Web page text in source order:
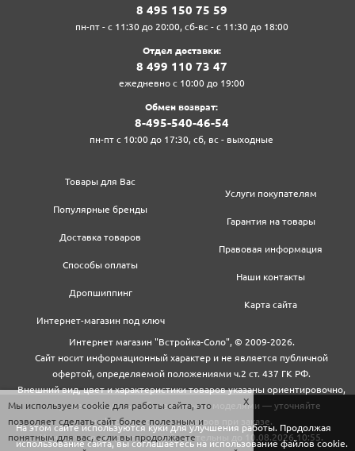
8‍ 4‍9‍5‍ 1‍5‍0‍ 7‍5‍ 5‍9‍
пн-пт - с 11:30 до 20:00, сб-вс - с 11:30 до 18:00
Отдел доставки:
8‍ 4‍9‍9‍ 1‍1‍0‍ 7‍3‍ 4‍7‍
ежедневно с 10:00 до 19:00
Обмен возврат:
8‍-4‍9‍5‍-5‍4‍0‍-4‍6‍-5‍4‍
пн-пт с 10:00 до 17:30, сб, вс - выходные
Товары для Вас
Популярные бренды
Доставка товаров
Способы оплаты
Дропшиппинг
Интернет-магазин под ключ
Услуги покупателям
Гарантия на товары
Правовая информация
Наши контакты
Карта сайта
Интернет магазин "Встройка-Соло", © 2009-2026.
Сайт носит информационный характер и не является публичной
офертой, определяемой положениями ч.2 ст. 437 ГК РФ.
Внешний вид, цвет и характеристики товаров указаны ориентировочно,
могут не совпадать с обновленными моделями — уточняйте
информацию у менеджеров при заказе.
Цены и условия доставки действительны до 10.08.2026 10:55.
На этом сайте используются куки для улучшения работы. Продолжая
использование сайта, вы соглашаетесь на использование файлов cookie.
Мы используем cookie для работы сайта, это
позволяет сделать сайт более полезным и
понятным для вас, если вы продолжаете